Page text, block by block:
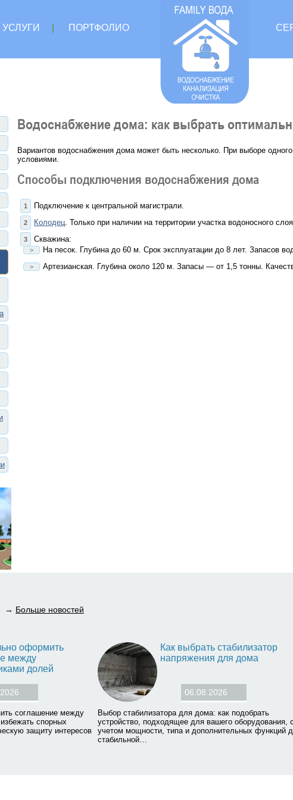
УСЛУГИ ПОРТФОЛИО
Водоснабжение дома: как выбрать
Вариантов водоснабжения дома может быть несколько. При выборе
условиями.
Способы подключения водоснабжения дома
Подключение к центральной магистрали.
Колодец. Только при наличии на территории участка водоносного
Скважина:
На песок. Глубина до 60 м. Срок эксплуатации до 8 лет. Запасов
Артезианская. Глубина около 120 м. Запасы — от 1,5 тонны.
→ Больше новостей
оформить
между
долей
соглашение между
спорных
защиту интересов
Как выбрать стабилизатор
напряжения для дома
06.08.2026
Выбор стабилизатора для дома: как подобрать
устройство, подходящее для вашего оборудования, с
учетом мощности, типа и дополнительных функций
стабильной…